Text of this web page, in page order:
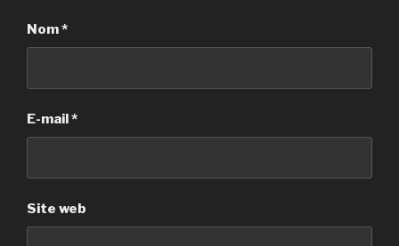
Nom*
E-mail*
Site web